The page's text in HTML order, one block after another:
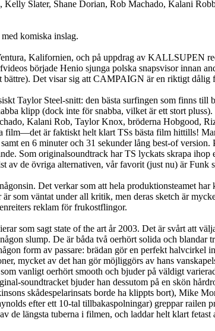
Kelly Slater, Shane Dorian, Rob Machado, Kalani
komiska inslag.
Kalifornien, och på uppdrag av KALLSUPEN
började Henio sjunga polska snapsvisor innan
Det visar sig att CAMPAIGN är en riktigt dålig
Taylor Steel-snitt: den bästa surfingen som finns till
klipp (dock inte för snabba, vilket är ett stort
Kalani Rob, Taylor Knox, bröderna Hobgood,
är faktiskt helt klart TSs bästa film hittills!
en 6 minuter och 31 sekunder lång best-of
Som originalsoundtrack har TS lyckats skrapa
av de övriga alternativen, vår favorit (just nu) är Funk
Det verkar som att hela produktionsteamet
är som väntat under all kritik, men deras sketch är
reklam för frukostflingor.
som sagt state of the art år 2003. Det är svårt att
slump. De är båda två oerhört solida och
form av passare: brädan gör en perfekt
mycket av det han gör möjliggörs av hans
vanligt oerhört smooth och bjuder på väldigt
soundtracket bjuder han dessutom på en skön
skådespelarinsats borde ha klippts bort), Mike
efter ett 10-tal tillbakaspolningar) greppar railen
de längsta tuberna i filmen, och laddar helt klart